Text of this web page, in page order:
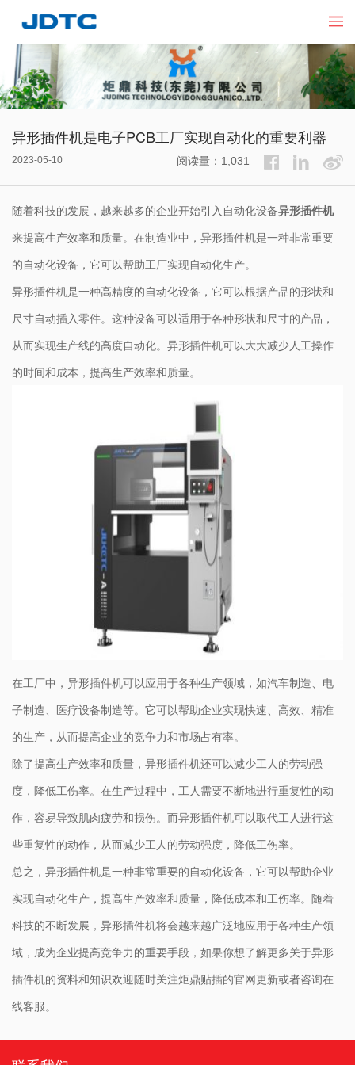
异形插件机是电子PCB工厂实现自动化的重要利器
2023-05-10 阅读量：1,031
随着科技的发展，越来越多的企业开始引入自动化设备异形插件机
来提高生产效率和质量。在制造业中，异形插件机是一种非常重要
的自动化设备，它可以帮助工厂实现自动化生产。
异形插件机是一种高精度的自动化设备，它可以根据产品的形状和
尺寸自动插入零件。这种设备可以适用于各种形状和尺寸的产品，
从而实现生产线的高度自动化。异形插件机可以大大减少人工操作
的时间和成本，提高生产效率和质量。
在工厂中，异形插件机可以应用于各种生产领域，如汽车制造、电
子制造、医疗设备制造等。它可以帮助企业实现快速、高效、精准
的生产，从而提高企业的竞争力和市场占有率。
除了提高生产效率和质量，异形插件机还可以减少工人的劳动强
度，降低工伤率。在生产过程中，工人需要不断地进行重复性的动
作，容易导致肌肉疲劳和损伤。而异形插件机可以取代工人进行这
些重复性的动作，从而减少工人的劳动强度，降低工伤率。
总之，异形插件机是一种非常重要的自动化设备，它可以帮助企业
实现自动化生产，提高生产效率和质量，降低成本和工伤率。随着
科技的不断发展，异形插件机将会越来越广泛地应用于各种生产领
域，成为企业提高竞争力的重要手段，如果你想了解更多关于异形
插件机的资料和知识欢迎随时关注炬鼎贴插的官网更新或者咨询在
线客服。